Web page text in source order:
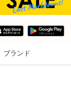
ブランド